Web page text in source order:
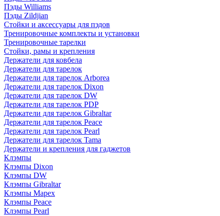
Пэды Williams
Пэды Zildjian
Стойки и аксессуары для пэдов
Тренировочные комплекты и установки
Тренировочные тарелки
Стойки, рамы и крепления
Держатели для ковбела
Держатели для тарелок
Держатели для тарелок Arborea
Держатели для тарелок Dixon
Держатели для тарелок DW
Держатели для тарелок PDP
Держатели для тарелок Gibraltar
Держатели для тарелок Peace
Держатели для тарелок Pearl
Держатели для тарелок Tama
Держатели и крепления для гаджетов
Клэмпы
Клэмпы Dixon
Клэмпы DW
Клэмпы Gibraltar
Клэмпы Mapex
Клэмпы Peace
Клэмпы Pearl